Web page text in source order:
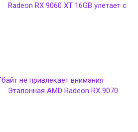
Radeon RX 9060 XT 16GB улетает с
не привлекает внимания
Эталонная AMD Radeon RX 9070